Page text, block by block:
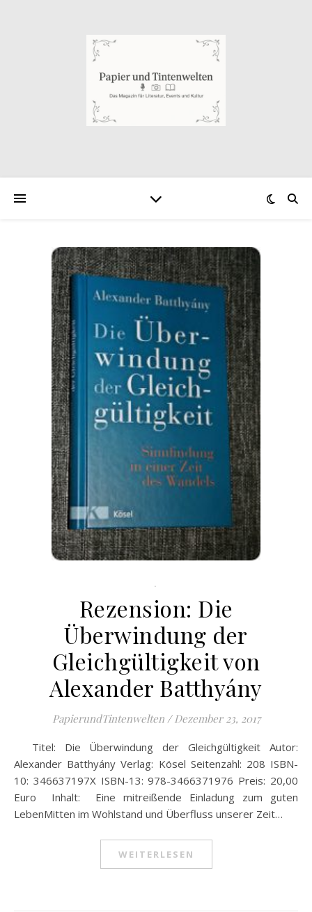
.
Rezension: Die
Überwindung der
Gleichgültigkeit von
Alexander Batthyány
PapierundTintenwelten / Dezember 23, 2017
Titel: Die Überwindung der Gleichgültigkeit Autor:
Alexander Batthyány Verlag: Kösel Seitenzahl: 208 ISBN-
10: 346637197X ISBN-13: 978-3466371976 Preis: 20,00
Euro Inhalt: Eine mitreißende Einladung zum guten
LebenMitten im Wohlstand und Überfluss unserer Zeit…
WEITERLESEN